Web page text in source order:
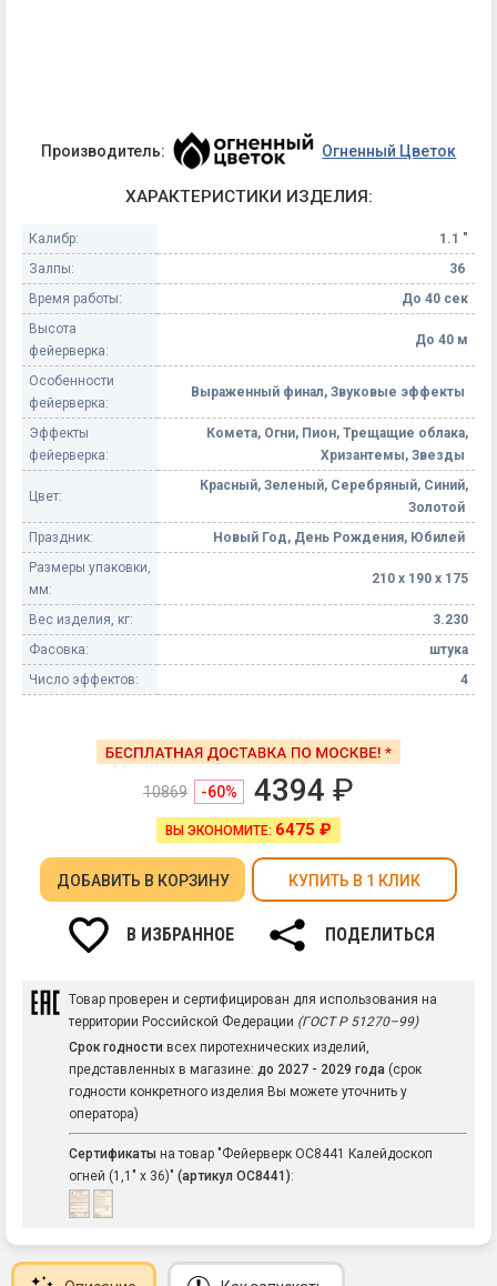
Производитель: Огненный Цветок
ХАРАКТЕРИСТИКИ ИЗДЕЛИЯ:
Калибр:
1.1 "
Залпы:
36
Время работы:
До 40 сек
Высота
фейерверка:
До 40 м
Особенности
фейерверка:
Выраженный финал, Звуковые эффекты
Эффекты
фейерверка:
Комета, Огни, Пион, Трещащие облака,
Хризантемы, Звезды
Цвет:
Красный, Зеленый, Серебряный, Синий,
Золотой
Праздник:
Новый Год, День Рождения, Юбилей
Размеры упаковки,
мм:
210 х 190 х 175
Вес изделия, кг:
3.230
Фасовка:
штука
Число эффектов:
4
10869 -60% 4394 ₽
ВЫ ЭКОНОМИТЕ: 6475 ₽
ДОБАВИТЬ В КОРЗИНУ КУПИТЬ В 1 КЛИК
В ИЗБРАННОЕ ПОДЕЛИТЬСЯ
Товар проверен и сертифицирован для использования на
территории Российской Федерации (ГОСТ Р 51270–99)
Срок годности всех пиротехнических изделий,
представленных в магазине: до 2027 - 2029 года (срок
годности конкретного изделия Вы можете уточнить у
оператора)
Сертификаты на товар "Фейерверк ОС8441 Калейдоскоп
огней (1,1" х 36)" (артикул ОС8441):